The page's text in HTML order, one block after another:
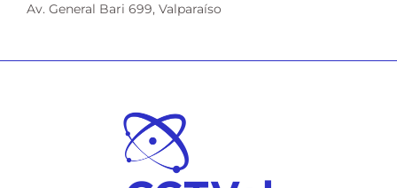
Av. General Bari 699, Valparaíso